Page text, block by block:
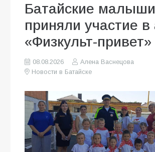
Батайские малыши
приняли участие в
«Физкульт-привет»
08.08.2026
Алена Васнецова
Новости в Батайске